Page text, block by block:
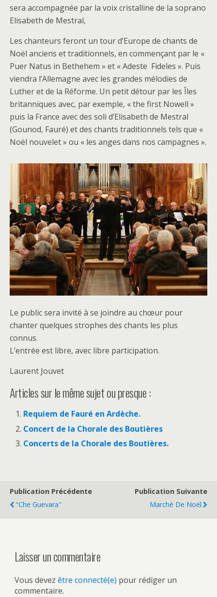
sera accompagnée par la voix cristalline de la soprano
Elisabeth de Mestral,
Les chanteurs feront un tour d’Europe de chants de
Noël anciens et traditionnels, en commençant par le «
Puer Natus in Bethehem » et « Adeste Fideles ». Puis
viendra l’Allemagne avec les grandes mélodies de
Luther et de la Réforme. Un petit détour par les Îles
britanniques avec, par exemple, « the first Nowell »
puis la France avec des soli d’Elisabeth de Mestral
(Gounod, Fauré) et des chants traditionnels tels que «
Noël nouvelet » ou « les anges dans nos campagnes ».
Le public sera invité à se joindre au chœur pour
chanter quelques strophes des chants les plus
connus.
L’entrée est libre, avec libre participation.
Laurent Jouvet
Articles sur le même sujet ou presque :
Requiem de Fauré en Ardèche.
Concert de la Chorale des Boutières
Concerts de la Chorale des Boutières.
Publication Précédente
"Che Guevara"
Publication Suivante
Marché De Noël
Laisser un commentaire
Vous devez être connecté(e) pour rédiger un
commentaire.